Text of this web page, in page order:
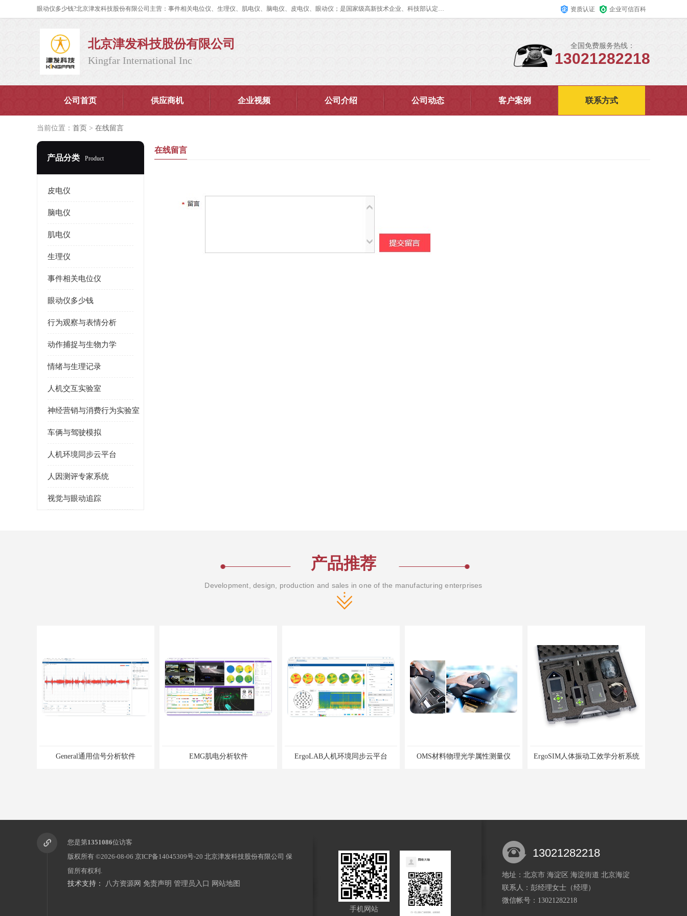
眼动仪多少钱?北京津发科技股份有限公司主营：事件相关电位仪、生理仪、肌电仪、脑电仪、皮电仪、眼动仪；是国家级高新技术企业、科技部认定的科技型中小企业和中关村高新技术企业，具备保密资格，具备自主进出口经营权；自主研发技术、产品与服务荣获多项省部级科学技术奖励、国家发明专利、国家软件著作权和省部级新技术新产品（服务）认证。 资质认证 企业可信百科
北京津发科技股份有限公司
Kingfar International Inc
全国免费服务热线：
13021282218
公司首页 供应商机 企业视频 公司介绍 公司动态 客户案例 联系方式
当前位置： 首页 > 在线留言
产品分类 Product
皮电仪
脑电仪
肌电仪
生理仪
事件相关电位仪
眼动仪多少钱
行为观察与表情分析
动作捕捉与生物力学
情绪与生理记录
人机交互实验室
神经营销与消费行为实验室
车俩与驾驶模拟
人机环境同步云平台
人因测评专家系统
视觉与眼动追踪
在线留言
产品推荐
Development, design, production and sales in one of the manufacturing enterprises
General通用信号分析软件 EMG肌电分析软件 ErgoLAB人机环境同步云平台 OMS材料物理光学属性测量仪 ErgoSIM人体振动工效学分析系统
您是第1351086位访客
版权所有 ©2026-08-06 京ICP备14045309号-20 北京津发科技股份有限公司 保
留所有权利.
技术支持：
八方资源网 免责声明 管理员入口 网站地图
手机网站
13021282218
地址：北京市 海淀区 海淀街道 北京海淀
联系人：彭经理女士 （经理）
微信帐号：13021282218